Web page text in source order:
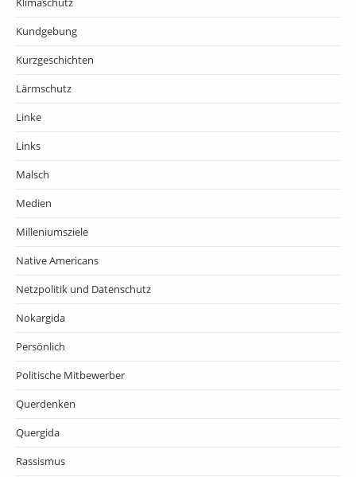
Kundgebung
Kurzgeschichten
Lärmschutz
Linke
Links
Malsch
Medien
Milleniumsziele
Native Americans
Netzpolitik und Datenschutz
Nokargida
Persönlich
Politische Mitbewerber
Querdenken
Quergida
Rassismus